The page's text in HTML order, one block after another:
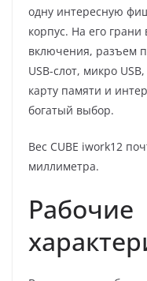
одну интересную
корпус. На его
включения, разъем
USB-слот, микро
карту памяти и
богатый выбор.
Вес CUBE iwork12
миллиметра.
Рабочие